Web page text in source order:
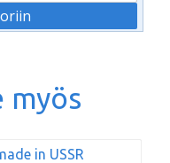
myös
in USSR